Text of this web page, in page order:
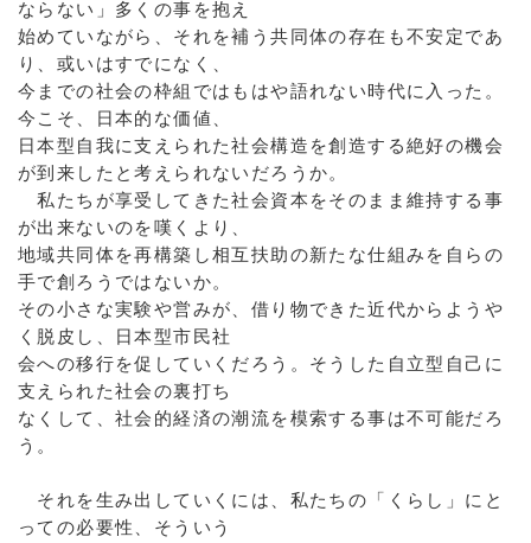
ならない」多くの事を抱え
始めていながら、それを補う共同体の存在も不安定であ
り、或いはすでになく、
今までの社会の枠組ではもはや語れない時代に入った。
今こそ、日本的な価値、
日本型自我に支えられた社会構造を創造する絶好の機会
が到来したと考えられないだろうか。
私たちが享受してきた社会資本をそのまま維持する事
が出来ないのを嘆くより、
地域共同体を再構築し相互扶助の新たな仕組みを自らの
手で創ろうではないか。
その小さな実験や営みが、借り物できた近代からようや
く脱皮し、日本型市民社
会への移行を促していくだろう。そうした自立型自己に
支えられた社会の裏打ち
なくして、社会的経済の潮流を模索する事は不可能だろ
う。
それを生み出していくには、私たちの「くらし」にと
っての必要性、そういう